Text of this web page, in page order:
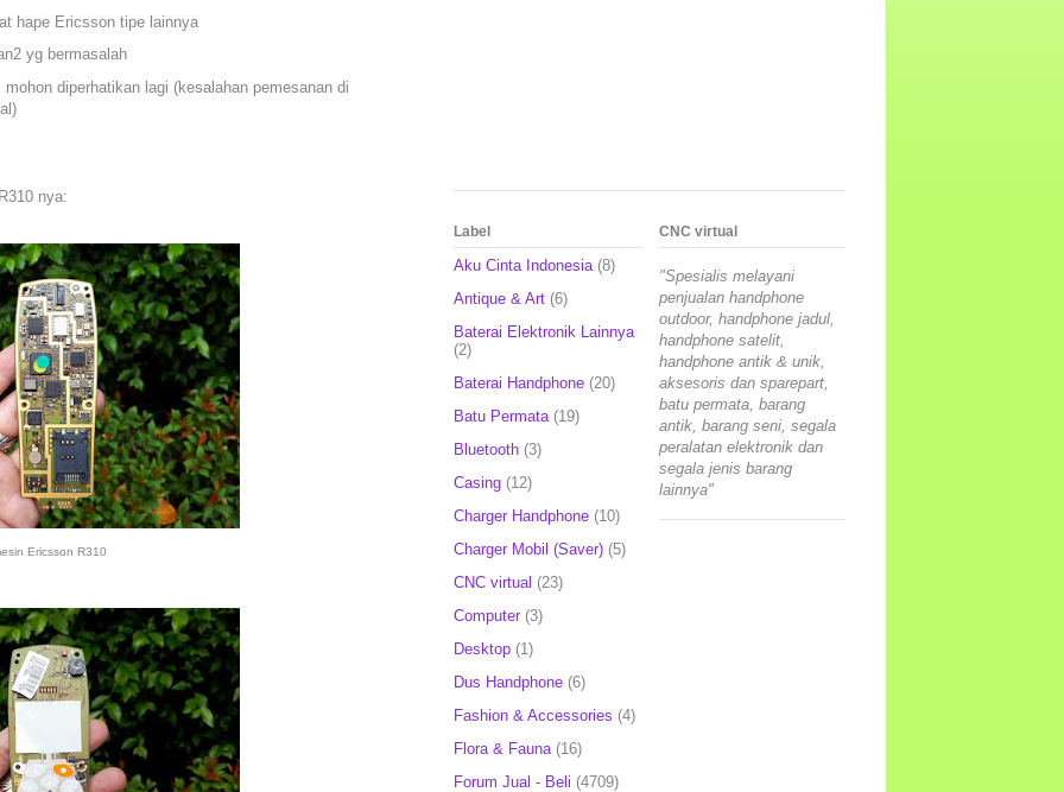
hape Ericsson tipe lainnya
yg bermasalah
diperhatikan lagi (kesalahan pemesanan di
nya:
Ericsson R310
Label
Aku Cinta Indonesia (8)
Antique & Art (6)
Baterai Elektronik Lainnya
(2)
Baterai Handphone (20)
Batu Permata (19)
Bluetooth (3)
Casing (12)
Charger Handphone (10)
Charger Mobil (Saver) (5)
CNC virtual (23)
Computer (3)
Desktop (1)
Dus Handphone (6)
Fashion & Accessories (4)
Flora & Fauna (16)
Forum Jual - Beli (4709)
CNC virtual
"Spesialis melayani
penjualan handphone
outdoor, handphone jadul,
handphone satelit,
handphone antik & unik,
aksesoris dan sparepart,
batu permata, barang
antik, barang seni, segala
peralatan elektronik dan
segala jenis barang
lainnya"